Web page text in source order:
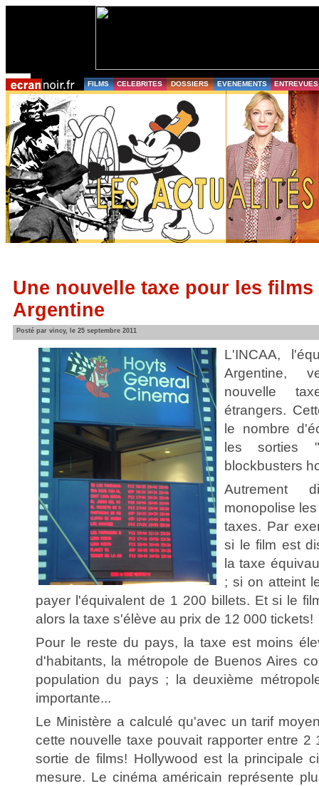
FILMS CELEBRITES DOSSIERS EVENEMENTS ENTREVUES
Une nouvelle taxe pour les films
Argentine
Posté par vincy, le 25 septembre 2011
L'INCAA,
Argentine,
nouvelle
étrangers.
le nombre
les sorties
blockbusters
monopolise
taxes. Par
si le film est
la taxe
; si on atteint
payer l'équivalent de 1 200 billets. Et si le
alors la taxe s'élève au prix de 12 000 tickets!
Pour le reste du pays, la taxe est moins
d'habitants, la métropole de Buenos Aires
population du pays ; la deuxième
importante...
Le Ministère a calculé qu'avec un tarif
cette nouvelle taxe pouvait rapporter entre
sortie de films! Hollywood est la principale
mesure. Le cinéma américain représente